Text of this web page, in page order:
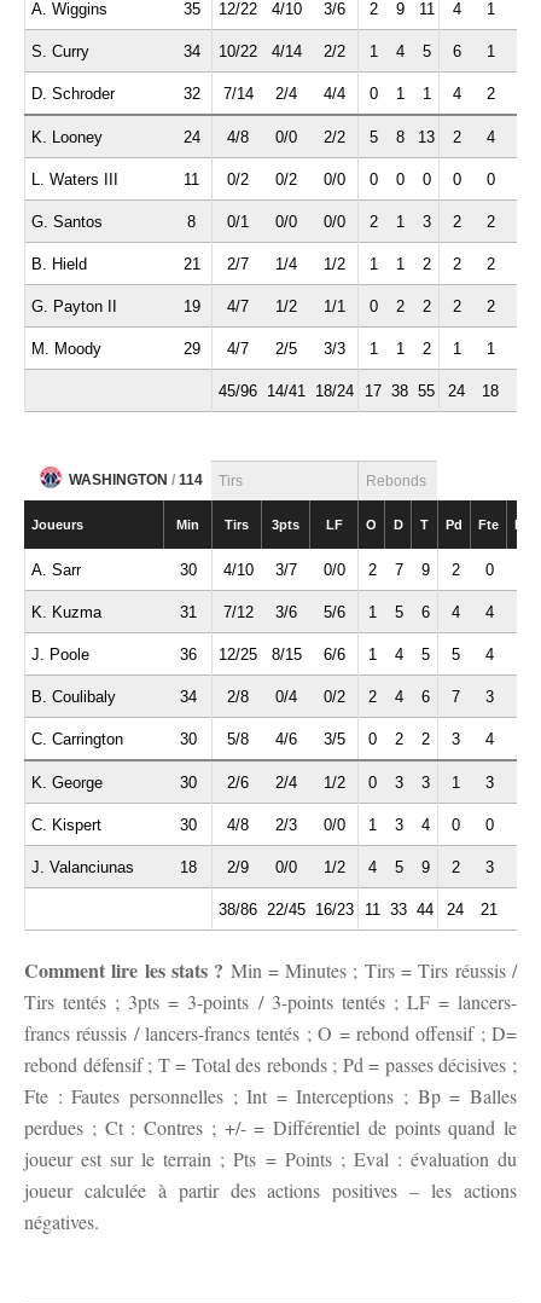
A. Wiggins 35 12/22 4/10 3/6 2 9 11 4 1
S. Curry 34 10/22 4/14 2/2 1 4 5 6 1
D. Schroder 32 7/14 2/4 4/4 0 1 1 4 2
K. Looney 24 4/8 0/0 2/2 5 8 13 2 4
L. Waters III 11 0/2 0/2 0/0 0 0 0 0 0
G. Santos 8 0/1 0/0 0/0 2 1 3 2 2
B. Hield 21 2/7 1/4 1/2 1 1 2 2 2
G. Payton II 19 4/7 1/2 1/1 0 2 2 2 2
M. Moody 29 4/7 2/5 3/3 1 1 2 1 1
45/96 14/41 18/24 17 38 55 24 18
WASHINGTON / 114 Tirs Rebonds
Joueurs Min Tirs 3pts LF O D T Pd Fte
A. Sarr 30 4/10 3/7 0/0 2 7 9 2 0
K. Kuzma 31 7/12 3/6 5/6 1 5 6 4 4
J. Poole 36 12/25 8/15 6/6 1 4 5 5 4
B. Coulibaly 34 2/8 0/4 0/2 2 4 6 7 3
C. Carrington 30 5/8 4/6 3/5 0 2 2 3 4
K. George 30 2/6 2/4 1/2 0 3 3 1 3
C. Kispert 30 4/8 2/3 0/0 1 3 4 0 0
J. Valanciunas 18 2/9 0/0 1/2 4 5 9 2 3
38/86 22/45 16/23 11 33 44 24 21
Comment lire les stats ? Min = Minutes ; Tirs = Tirs réussis /
Tirs tentés ; 3pts = 3-points / 3-points tentés ; LF = lancers-
francs réussis / lancers-francs tentés ; O = rebond offensif ; D=
rebond défensif ; T = Total des rebonds ; Pd = passes décisives ;
Fte : Fautes personnelles ; Int = Interceptions ; Bp = Balles
perdues ; Ct : Contres ; +/- = Différentiel de points quand le
joueur est sur le terrain ; Pts = Points ; Eval : évaluation du
joueur calculée à partir des actions positives – les actions
négatives.